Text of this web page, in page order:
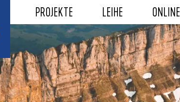
PROJEKTE LEIHE